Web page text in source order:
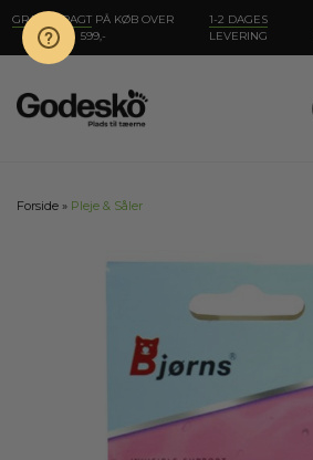
GRATIS FRAGT PÅ KØB OVER
599,-
1-2 DAGES
LEVERING
Forside » Pleje & Såler